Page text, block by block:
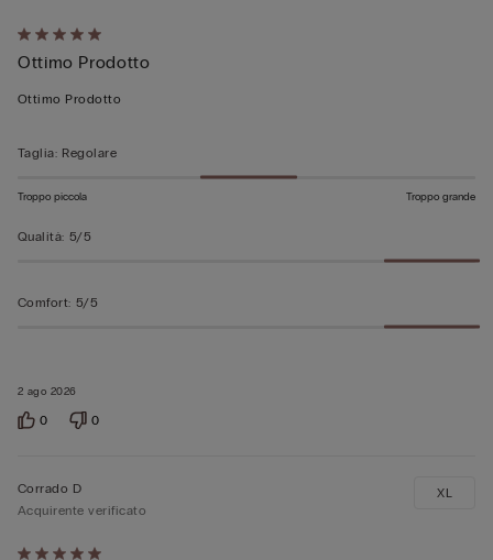
Valutato
5
su
2 ago 2026
Ottimo Prodotto
Ottimo Prodotto
Taglia: Regolare
Troppo piccola Troppo grande
Qualità: 5/5
Comfort: 5/5
0 0
Corrado D
Acquirente verificato
XL